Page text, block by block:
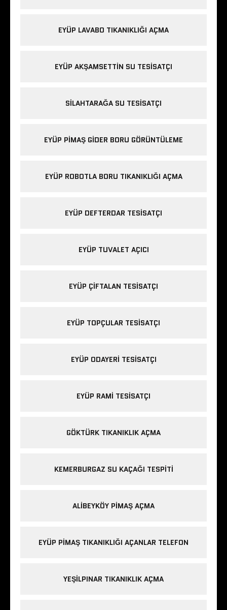
EYÜP LAVABO TIKANIKLIĞI AÇMA
EYÜP AKŞAMSETTIN SU TESISATÇI
SILAHTARAĞA SU TESISATÇI
EYÜP PIMAŞ GIDER BORU GÖRÜNTÜLEME
EYÜP ROBOTLA BORU TIKANIKLIĞI AÇMA
EYÜP DEFTERDAR TESISATÇI
EYÜP TUVALET AÇICI
EYÜP ÇIFTALAN TESISATÇI
EYÜP TOPÇULAR TESISATÇI
EYÜP ODAYERI TESISATÇI
EYÜP RAMI TESISATÇI
GÖKTÜRK TIKANIKLIK AÇMA
KEMERBURGAZ SU KAÇAĞI TESPITI
ALIBEYKÖY PIMAŞ AÇMA
EYÜP PIMAŞ TIKANIKLIĞI AÇANLAR TELEFON
YEŞILPINAR TIKANIKLIK AÇMA